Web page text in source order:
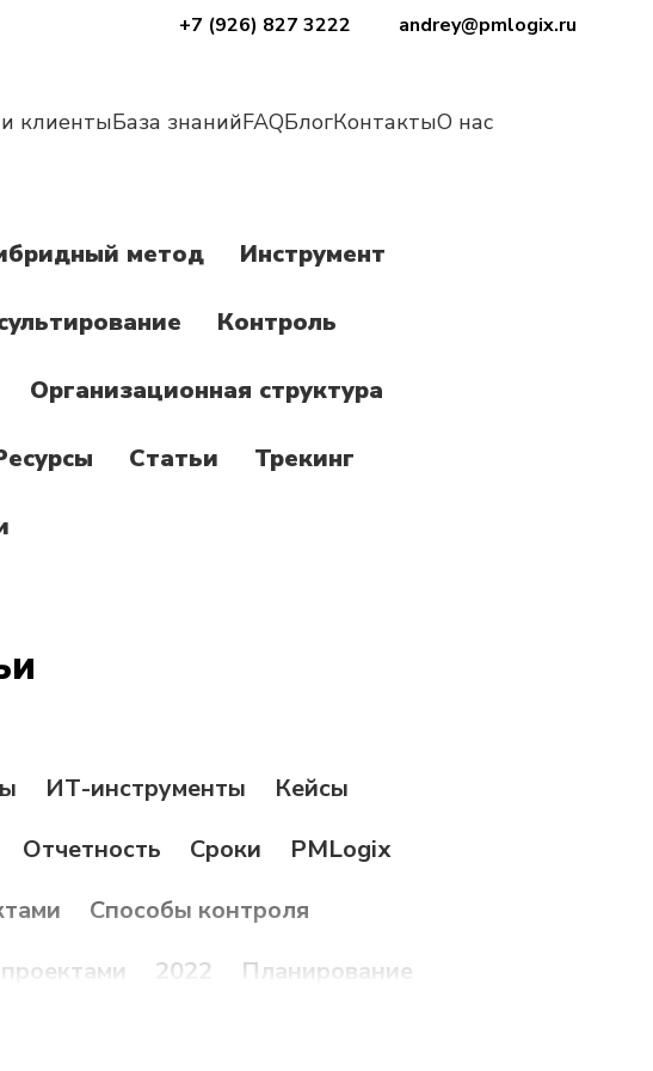
+7 (926) 827 3222 andrey@pmlogix.ru
клиентыБаза знанийFAQБлогКонтактыО нас
метод Инструмент
Контроль
Организационная структура
Статьи Трекинг
ИТ-инструменты
Кейсы
Отчетность Сроки
PMLogix
Способы контроля
2022
Планирование